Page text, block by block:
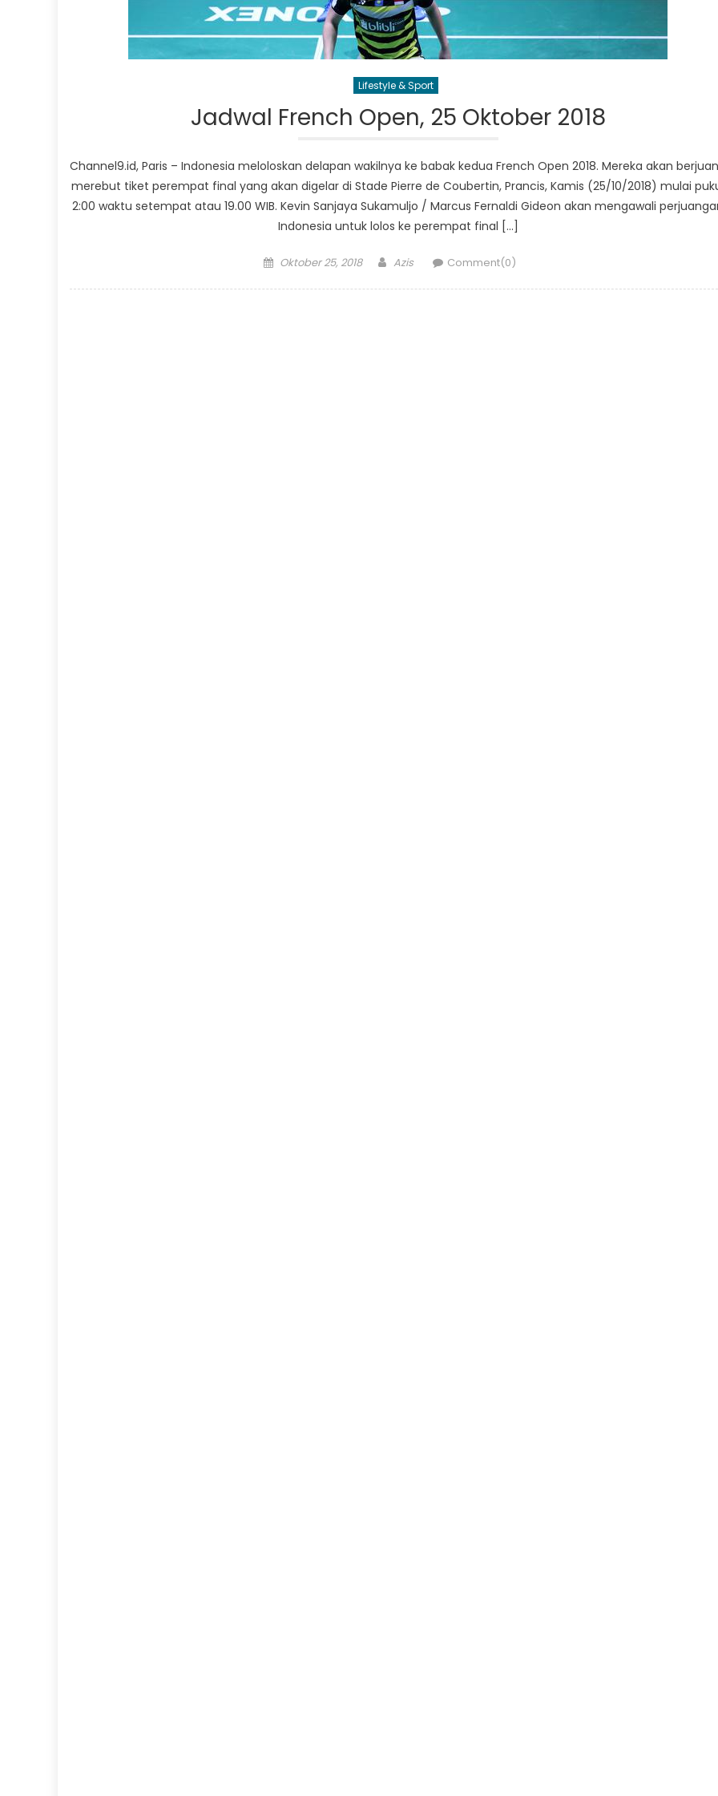
Lifestyle & Sport
Jadwal French Open, 25 Oktober 2018
Channel9.id, Paris – Indonesia meloloskan delapan wakilnya ke babak kedua French Open 2018. Mereka akan
merebut tiket perempat final yang akan digelar di Stade Pierre de Coubertin, Prancis, Kamis (25/10/2018) mulai
2:00 waktu setempat atau 19.00 WIB. Kevin Sanjaya Sukamuljo / Marcus Fernaldi Gideon akan mengawali
Indonesia untuk lolos ke perempat final […]
Posted
Oktober 25, 2018 Author
Azis Comment(0)